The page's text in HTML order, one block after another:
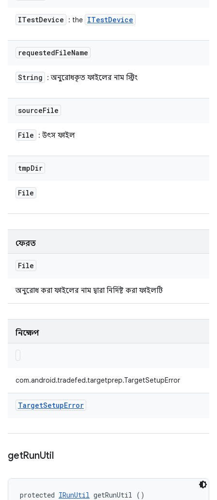
ITestDevice : the ITestDevice
requestedFileName
String : অনুরোধকৃত ফাইলের নাম স্ট্রিং
sourceFile
File : উৎস ফাইল
tmpDir
File
ফেরত
File
অনুরোধ করা ফাইলের নাম দ্বারা নির্দিষ্ট করা ফাইলটি
নিক্ষেপ
com.android.tradefed.targetprep.TargetSetupError
TargetSetupError
getRunUtil
protected IRunUtil getRunUtil ()